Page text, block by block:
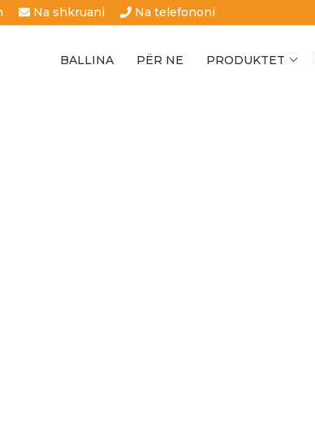
Na shkruani Na telefononi
BALLINA PËR NE PRODUKTET